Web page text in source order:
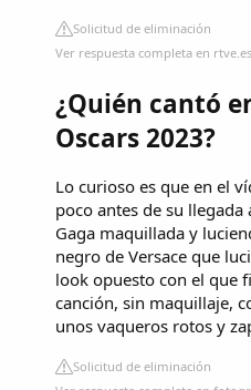
Solicitud de eliminación
Ver respuesta completa en rtve.es
¿Quién cantó
Oscars 2023?
Lo curioso es que en el
poco antes de su
Gaga maquillada y
negro de Versace que
look opuesto con el que
canción, sin maquillaje,
unos vaqueros rotos y
Solicitud de eliminación